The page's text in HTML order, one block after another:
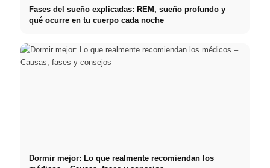
Fases del sueño explicadas: REM, sueño profundo y
qué ocurre en tu cuerpo cada noche
Dormir mejor: Lo que realmente recomiendan los